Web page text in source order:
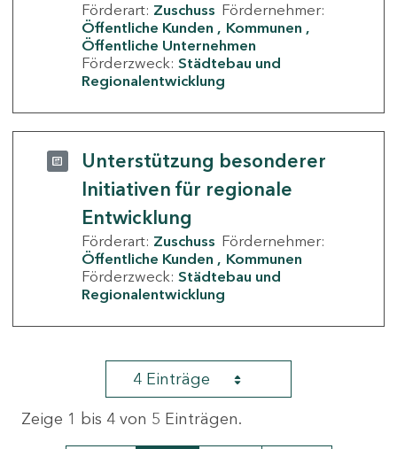
Förderart: Zuschuss Fördernehmer:
Öffentliche Kunden
Kommunen
Öffentliche Unternehmen
Förderzweck: Städtebau und
Regionalentwicklung
Unterstützung besonderer
Initiativen für regionale
Entwicklung
Förderart: Zuschuss Fördernehmer:
Öffentliche Kunden
Kommunen
Förderzweck: Städtebau und
Regionalentwicklung
4 Einträge
Zeige 1 bis 4 von 5 Einträgen.